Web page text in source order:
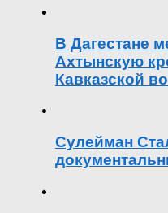
В Дагестане
Ахтынскую
Кавказской
Сулейман